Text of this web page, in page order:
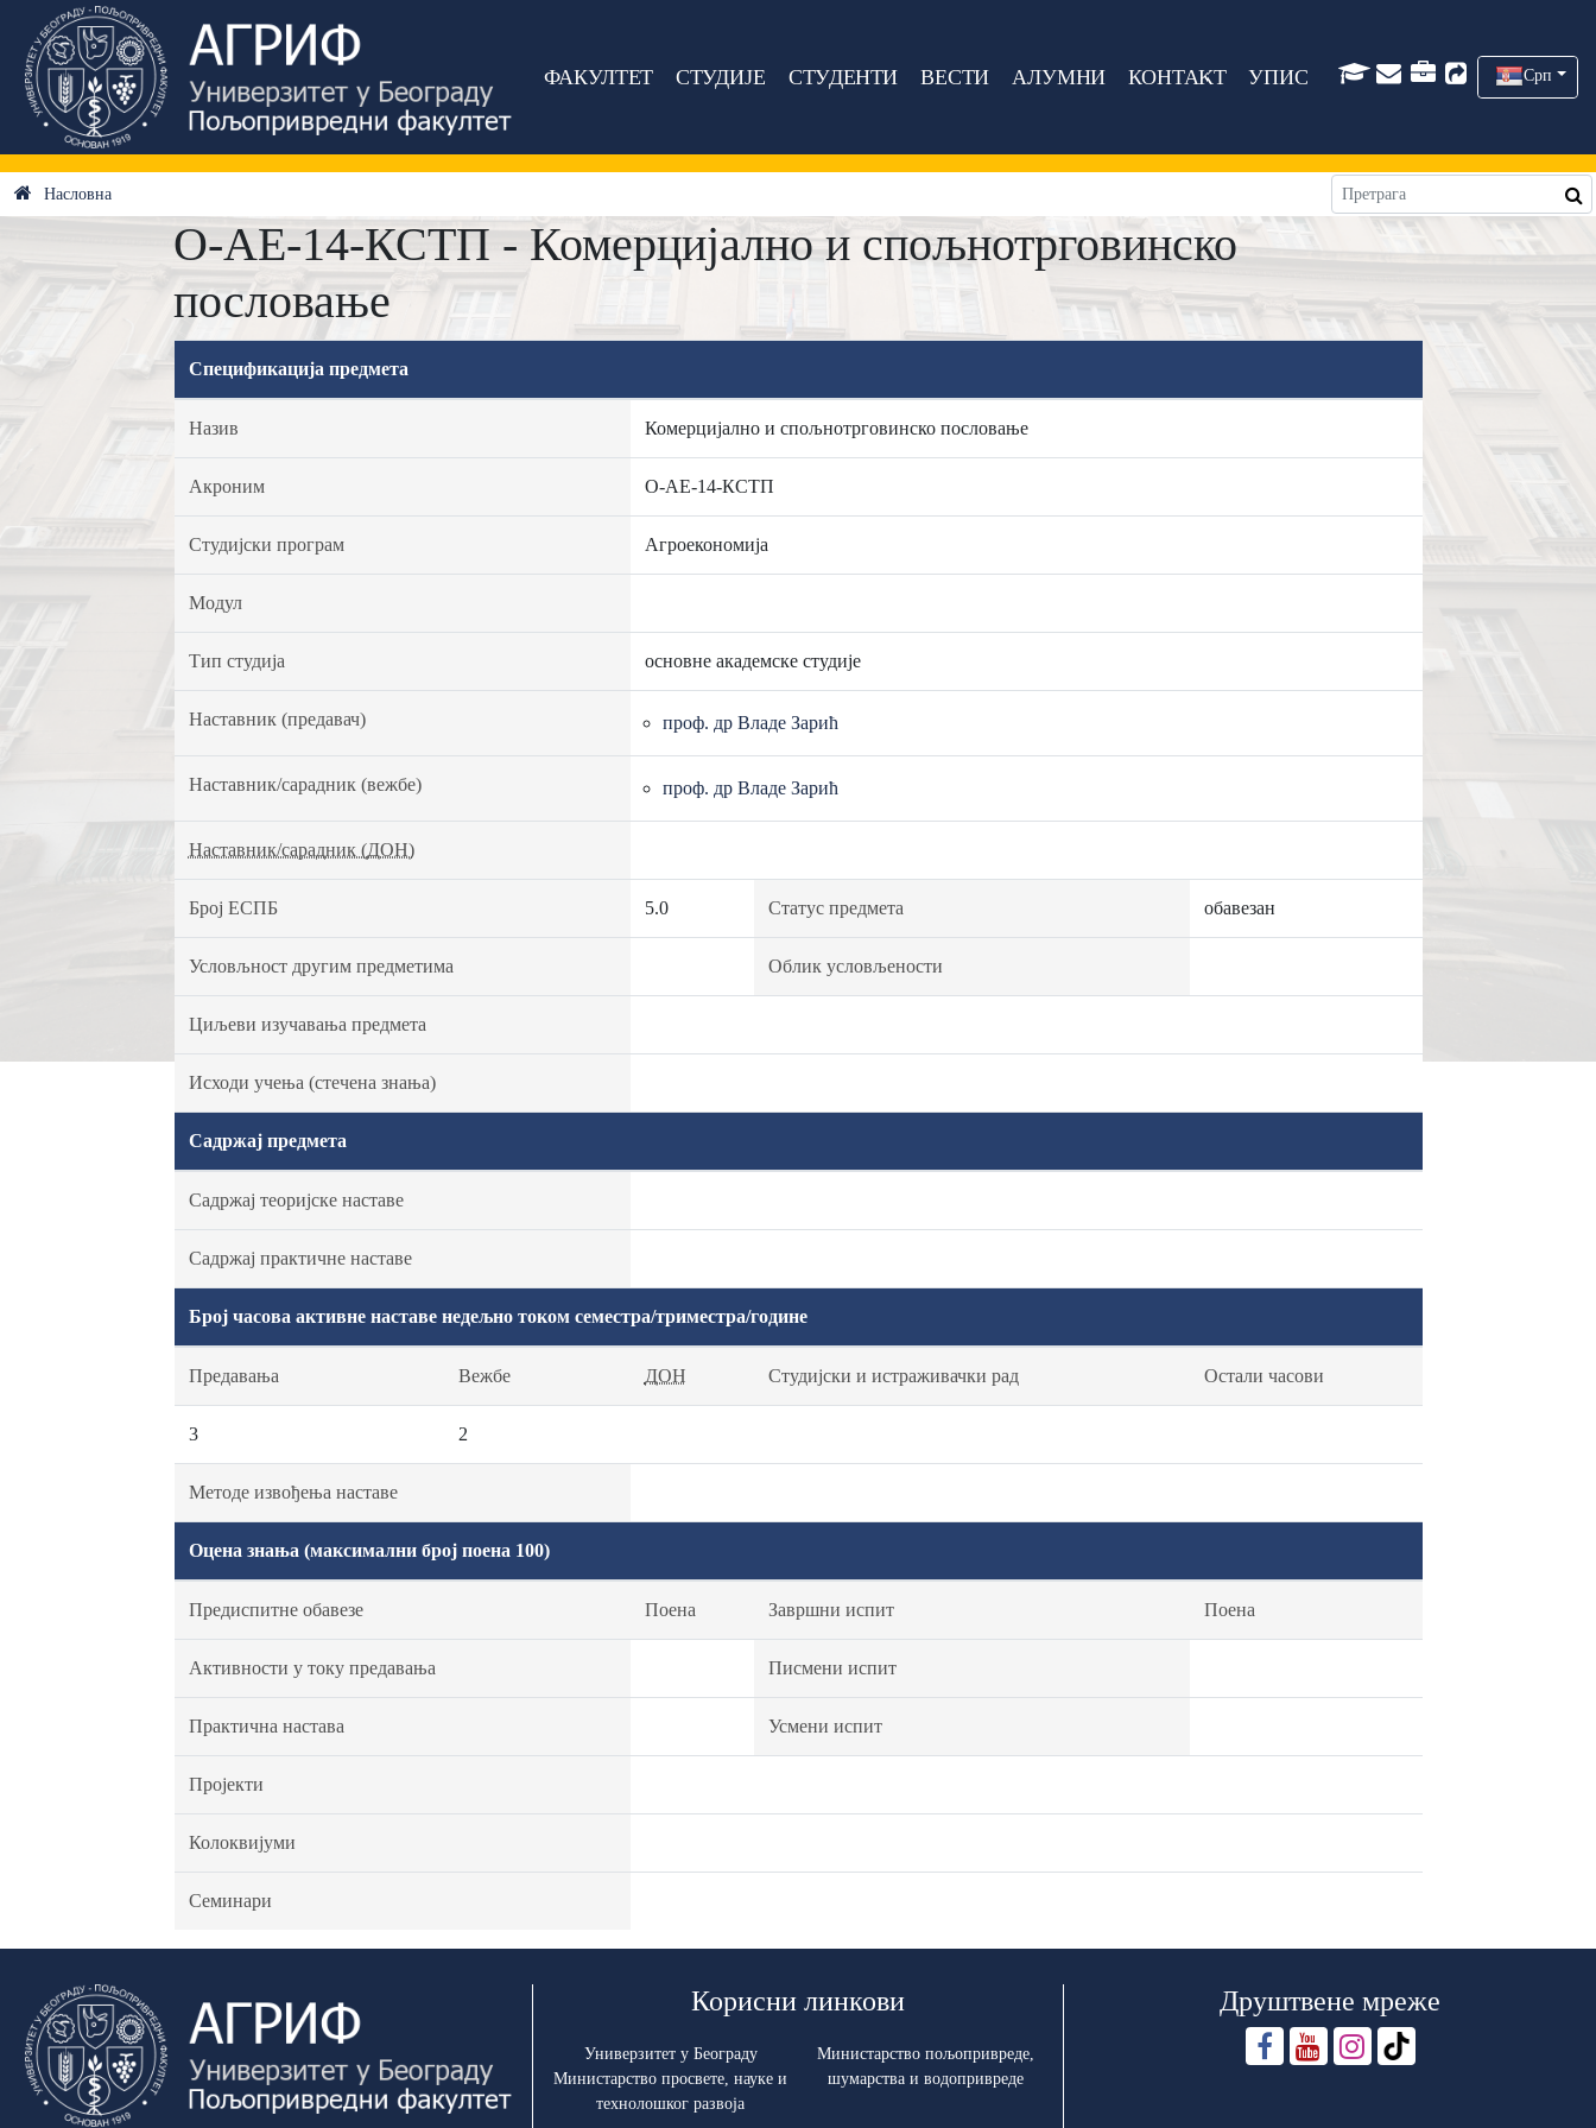
ФАКУЛТЕТ СТУДИЈЕ СТУДЕНТИ ВЕСТИ АЛУМНИ КОНТАКТ УПИС Срп
Насловна
О-АЕ-14-КСТП - Комерцијално и спољнотрговинско
пословање
Спецификација предмета
Назив Комерцијално и спољнотрговинско пословање
Акроним О-АЕ-14-КСТП
Студијски програм Агроекономија
Модул
Тип студија основне академске студије
Наставник (предавач) проф. др Владе Зарић
Наставник/сарадник (вежбе) проф. др Владе Зарић
Наставник/сарадник (ДОН)
Број ЕСПБ 5.0 Статус предмета обавезан
Условљност другим предметима Облик условљености
Циљеви изучавања предмета
Исходи учења (стечена знања)
Садржај предмета
Садржај теоријске наставе
Садржај практичне наставе
Број часова активне наставе недељно током семестра/триместра/године
Предавања Вежбе ДОН Студијски и истраживачки рад Остали часови
3 2
Методе извођења наставе
Оцена знања (максимални број поена 100)
Предиспитне обавезе Поена Завршни испит Поена
Активности у току предавања Писмени испит
Практична настава Усмени испит
Пројекти
Колоквијуми
Семинари
Корисни линкови
Универзитет у Београду
Министарство просвете, науке и
технолошког развоја
Министарство пољопривреде,
шумарства и водопривреде
Друштвене мреже